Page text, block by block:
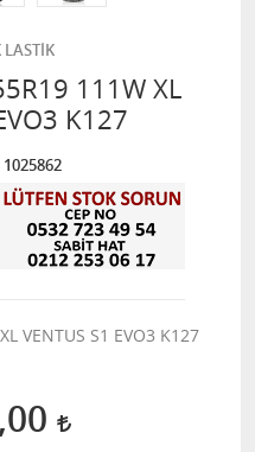
111W XL
K127
1025862
VENTUS S1 EVO3 K127